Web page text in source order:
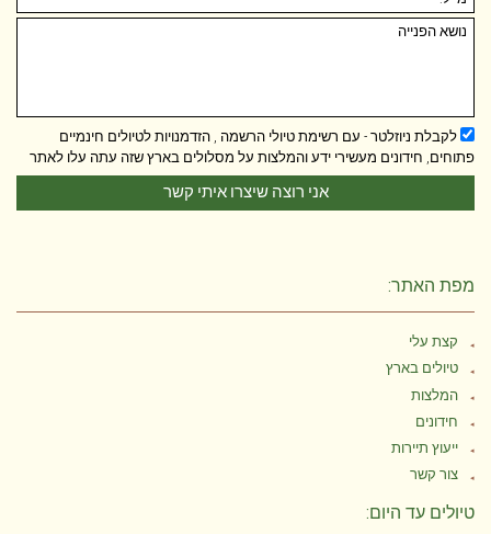
לקבלת ניוזלטר - עם רשימת טיולי הרשמה , הזדמנויות לטיולים חינמיים
פתוחים, חידונים מעשירי ידע והמלצות על מסלולים בארץ שזה עתה עלו לאתר
מפת האתר:
קצת עלי
טיולים בארץ
המלצות
חידונים
ייעוץ תיירות
צור קשר
טיולים עד היום: